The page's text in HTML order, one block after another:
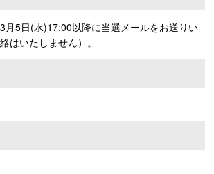
月5日(水)17:00以降に当選メールをお送りい
はいたしません）。